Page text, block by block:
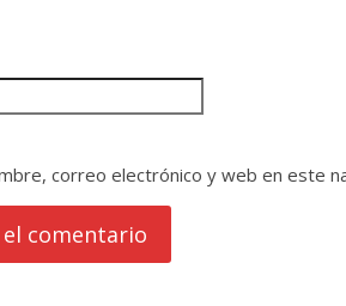
correo electrónico y web en este